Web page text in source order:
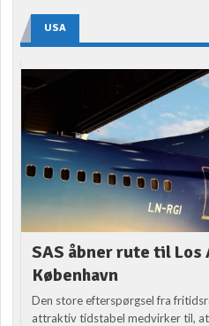
USA
SAS åbner rute til Los
København
Den store efterspørgsel fra
attraktiv tidstabel medvirker til,